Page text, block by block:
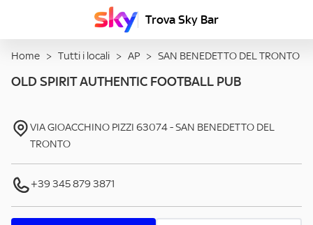
Trova Sky Bar
Home > Tutti i locali > AP > SAN BENEDETTO DEL TRONTO
OLD SPIRIT AUTHENTIC FOOTBALL PUB
VIA GIOACCHINO PIZZI 63074-SAN BENEDETTO DEL
TRONTO
+39 345 879 3871